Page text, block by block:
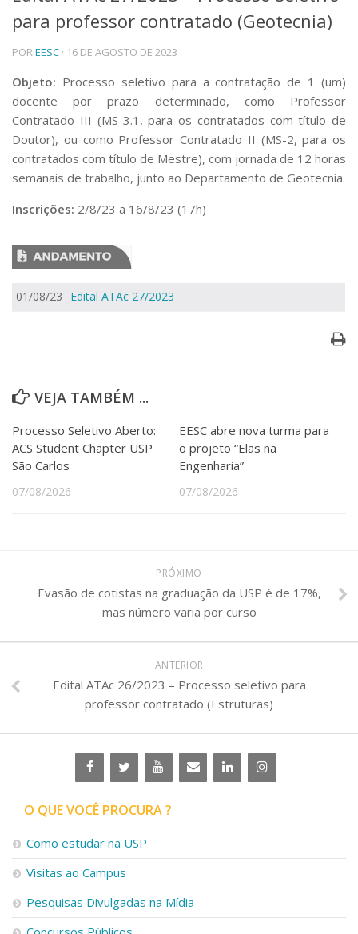
Telefones e Mapas
Pessoas
Ensino
Graduação
Pós-Graduação
Educação a distância
Cursos de Extensão
Pesquisa e Inovação
Linhas de Pesquisa
Pós-doutorado
Transferência de Tecnologia
Empresas Juniores
Bibliotecas
Apoio ao Estudante
Segurança, Trânsito e Prevenção
RH, Administrativo e Financeiro
Outros serviços
para professor contratado (Geotecnia)
POREESC · 16 DE AGOSTO DE 2023
Objeto: Processo seletivo para a contratação de 1 (um)
docente por prazo determinado, como Professor
Contratado III (MS-3.1, para os contratados com título de
Doutor), ou como Professor Contratado II (MS-2, para os
contratados com título de Mestre), com jornada de 12 horas
semanais de trabalho, junto ao Departamento de Geotecnia.
Inscrições: 2/8/23 a 16/8/23 (17h)
01/08/23 Edital ATAc 27/2023
VEJA TAMBÉM ...
Processo Seletivo Aberto:
ACS Student Chapter USP
São Carlos
07/08/2026
EESC abre nova turma para
o projeto “Elas na
Engenharia”
07/08/2026
PRÓXIMO
Evasão de cotistas na graduação da USP é de 17%,
mas número varia por curso
ANTERIOR
Edital ATAc 26/2023 – Processo seletivo para
professor contratado (Estruturas)
O QUE VOCÊ PROCURA ?
Como estudar na USP
Visitas ao Campus
Pesquisas Divulgadas na Mídia